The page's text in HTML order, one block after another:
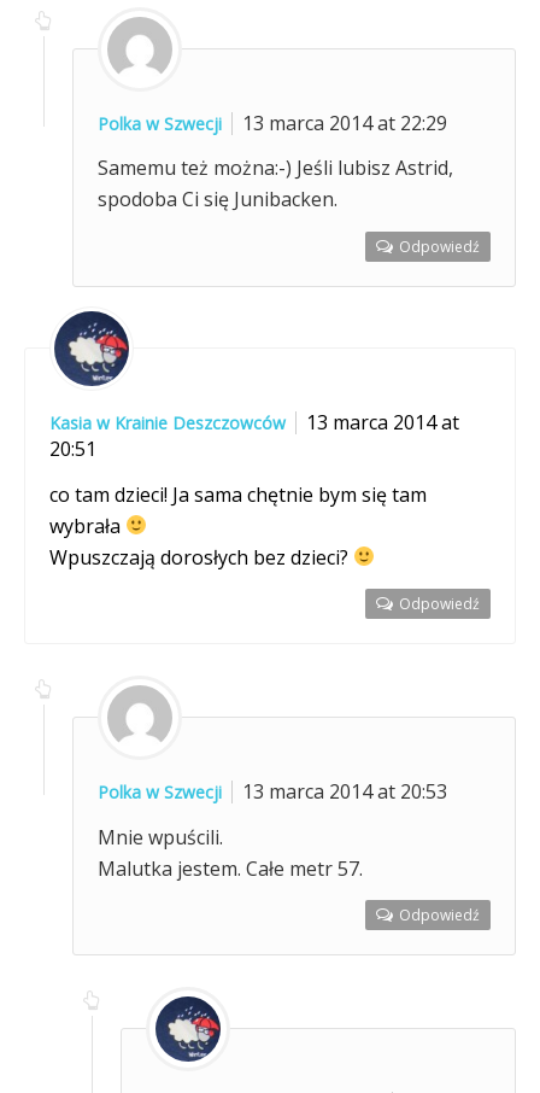
Polka w Szwecji
13 marca 2014 at 22:29
Samemu też można:-) Jeśli lubisz Astrid,
spodoba Ci się Junibacken.
Odpowiedź
Kasia w Krainie Deszczowców
13 marca 2014 at
20:51
co tam dzieci! Ja sama chętnie bym się tam
wybrała
Wpuszczają dorosłych bez dzieci?
Odpowiedź
Polka w Szwecji
13 marca 2014 at 20:53
Mnie wpuścili.
Malutka jestem. Całe metr 57.
Odpowiedź